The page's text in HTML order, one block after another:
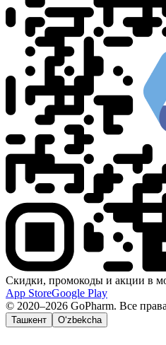
Скидки, промокоды и акции в
App StoreGoogle Play
© 2020–2026 GoPharm. Все
Ташкент O‘zbekcha